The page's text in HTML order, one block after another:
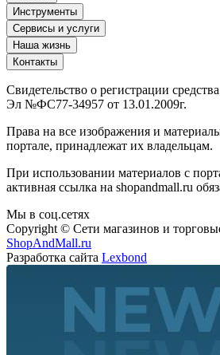
Инструменты
Сервисы и услуги
Наша жизнь
Контакты
Свидетельство о регистрации
Эл №ФС77-34957 от 13.01.2009г.
Права на все изображения и
портале, принадлежат их владельцам.
При использовании материалов с
активная ссылка на shopandmall.ru
Мы в соц.сетях
Copyright © Сети магазинов и
ShopAndMall.ru
Разработка сайта Lexbond